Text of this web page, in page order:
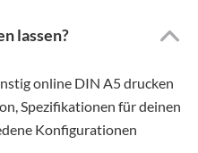
lassen?
online DIN A5 drucken
Spezifikationen für deinen
Konfigurationen